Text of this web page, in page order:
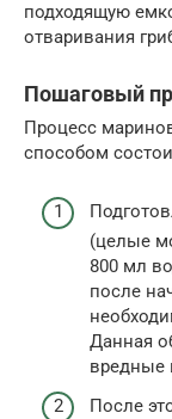
подходящую
отваривания
Пошаговый
Процесс
способом
(целые
800 мл
после
Данная
вредные
После